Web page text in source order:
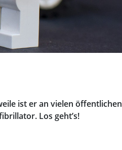
ist er an vielen öffentlichen
Los geht’s!